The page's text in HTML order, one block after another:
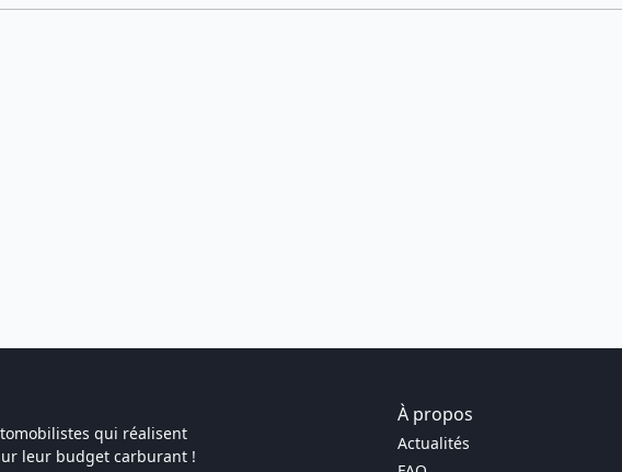
qui réalisent
leur budget carburant !
À propos
Actualités